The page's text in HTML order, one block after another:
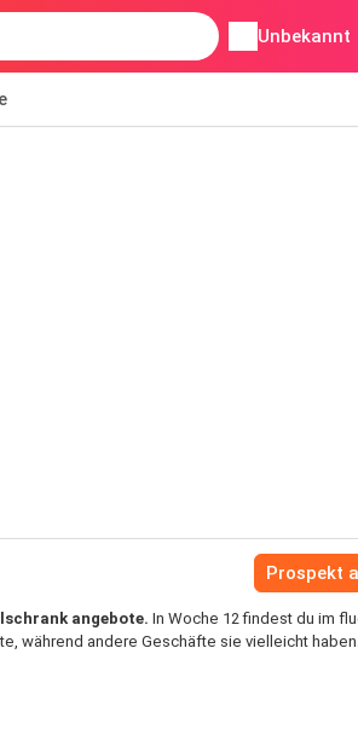
Unbekannt
Prospekt
angebote. In Woche 12 findest du im
während andere Geschäfte sie vielleicht